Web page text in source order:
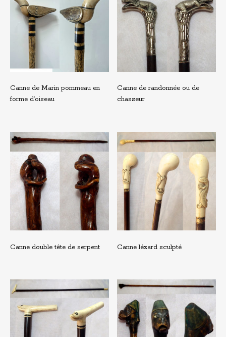
Canne de Marin pommeau en
forme d’oiseau
Canne de randonnée ou de
chasseur
Canne double tête de serpent Canne lézard sculpté